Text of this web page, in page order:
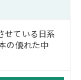
せている日系
の優れた中